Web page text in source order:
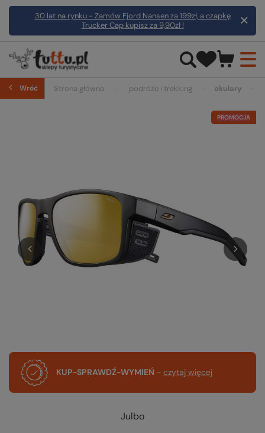
30 lat na rynku - Zamów Fjord Nansen za 199zł, a czapkę
Trucker Cap kupisz za 9,90zł !
Wróć Strona główna podróże i trekking okulary
PROMOCJA
KUP-SPRAWDŹ-WYMIEŃ - czytaj więcej
Julbo